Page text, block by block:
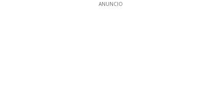
ANUNCIO